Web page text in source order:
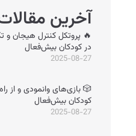
آخرین
🔥 پروتکل کنترل هیجان و
در کودکان بیش‌فعال
2025-08-27
🎲 بازی‌های وانمودی و از
کودکان بیش‌فعال
2025-08-27